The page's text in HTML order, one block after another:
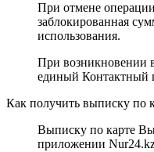
При отмене
заблокированная
использования.
При возникновении
единый Контактный
Как получить выписку по
Выписку по карте
приложении